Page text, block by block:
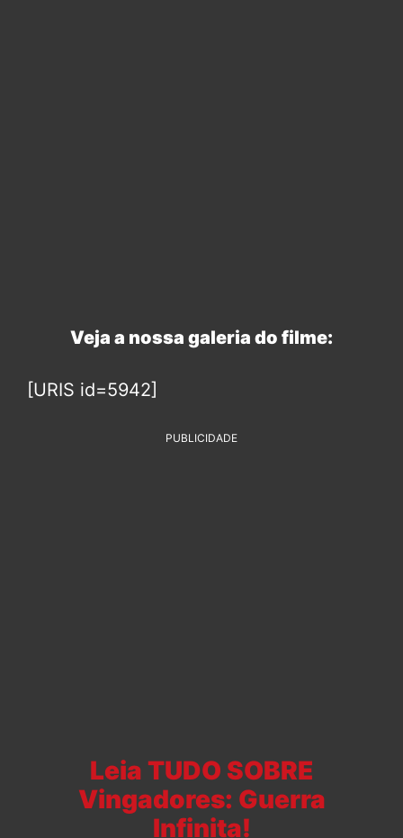
Veja a nossa galeria do filme:
[URIS id=5942]
PUBLICIDADE
Leia TUDO SOBRE
Vingadores: Guerra
Infinita!